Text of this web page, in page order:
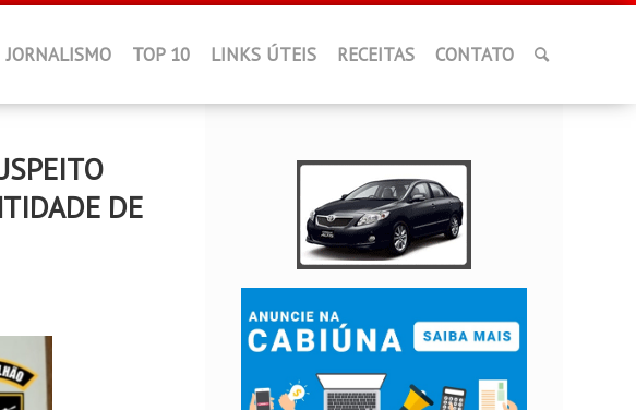
JORNALISMO TOP 10 LINKS ÚTEIS RECEITAS CONTATO
DE